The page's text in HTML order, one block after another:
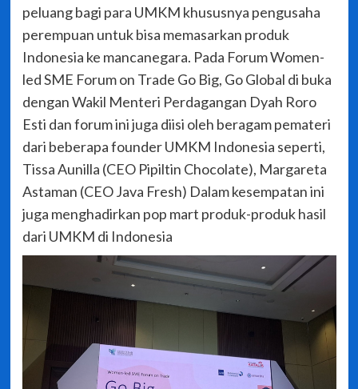
peluang bagi para UMKM khususnya pengusaha
perempuan untuk bisa memasarkan produk
Indonesia ke mancanegara. Pada Forum Women-
led SME Forum on Trade Go Big, Go Global di buka
dengan Wakil Menteri Perdagangan Dyah Roro
Esti dan forum ini juga diisi oleh beragam pemateri
dari beberapa founder UMKM Indonesia seperti,
Tissa Aunilla (CEO Pipiltin Chocolate), Margareta
Astaman (CEO Java Fresh) Dalam kesempatan ini
juga menghadirkan pop mart produk-produk hasil
dari UMKM di Indonesia